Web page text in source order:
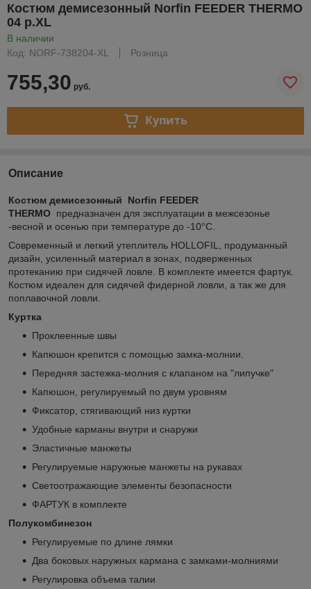
Костюм демисезонный Norfin FEEDER THERMO
04 р.XL
В наличии
Код: NORF-738204-XL
Розница
755,30 руб.
Купить
Описание
Костюм демисезонный Norfin FEEDER
THERMO предназначен для эксплуатации в межсезонье
-весной и осенью при температуре до -10°C.
Современный и легкий утеплитель HOLLOFIL, продуманный
дизайн, усиленный материал в зонах, подверженных
протеканию при сидячей ловле. В комплекте имеется фартук.
Костюм идеален для сидячей фидерной ловли, а так же для
поплавочной ловли.
Куртка
Проклеенные швы
Капюшон крепится с помощью замка-молнии.
Передняя застежка-молния с клапаном на "липучке"
Капюшон, регулируемый по двум уровням
Фиксатор, стягивающий низ куртки
Удобные карманы внутри и снаружи
Эластичные манжеты
Регулируемые наружные манжеты на рукавах
Светоотражающие элементы безопасности
ФАРТУК в комплекте
Полукомбинезон
Регулируемые по длине лямки
Два боковых наружных кармана с замками-молниями
Регулировка объема талии